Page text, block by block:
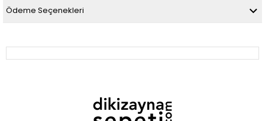
Ödeme Seçenekleri